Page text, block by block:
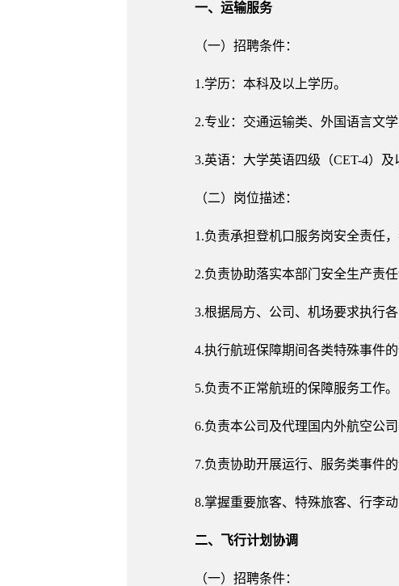
一、运输服务
（一）招聘条件：
1.学历：本科及以上学历。
2.专业：交通运输类、外国语言文
3.英语：大学英语四级（CET-4）及
（二）岗位描述：
1.负责承担登机口服务岗安全责任
2.负责协助落实本部门安全生产责任
3.根据局方、公司、机场要求执行
4.执行航班保障期间各类特殊事件
5.负责不正常航班的保障服务工作
6.负责本公司及代理国内外航空公
7.负责协助开展运行、服务类事件
8.掌握重要旅客、特殊旅客、行李
二、飞行计划协调
（一）招聘条件：